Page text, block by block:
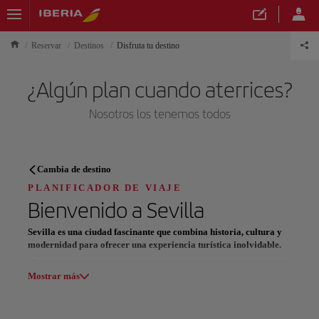
Reservar Destinos Disfruta tu destino
¿Algún plan cuando aterrices?
Nosotros los tenemos todos
PLANIFICADOR DE VIAJE
Descubre tu próximo destino
Nuestros destinos
Cambia de destino
PLANIFICADOR DE VIAJE
Bienvenido a Sevilla
Sevilla es una ciudad fascinante que combina historia, cultura y
modernidad para ofrecer una experiencia turística inolvidable.
Entre sus monumentos icónicos destacan la imponente
Mostrar más